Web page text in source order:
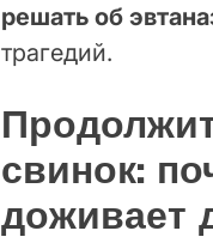
решать об
трагедий.
свинок:
доживает